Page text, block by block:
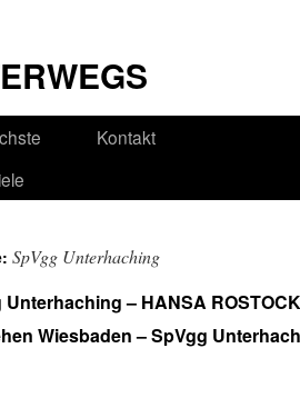
Kontakt
SpVgg Unterhaching
Unterhaching – HANSA
Wiesbaden – SpVgg